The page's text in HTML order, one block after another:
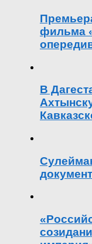
фильма
В